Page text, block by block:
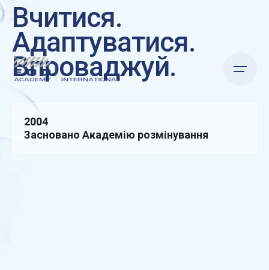
Вчитися.
Адаптуватися.
Впроваджуй.
2004
Засновано Академію розмінування